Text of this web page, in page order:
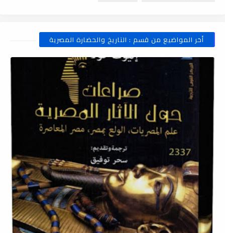
أخر المواضيع من قسم : التاريخ والحضارة المصرية